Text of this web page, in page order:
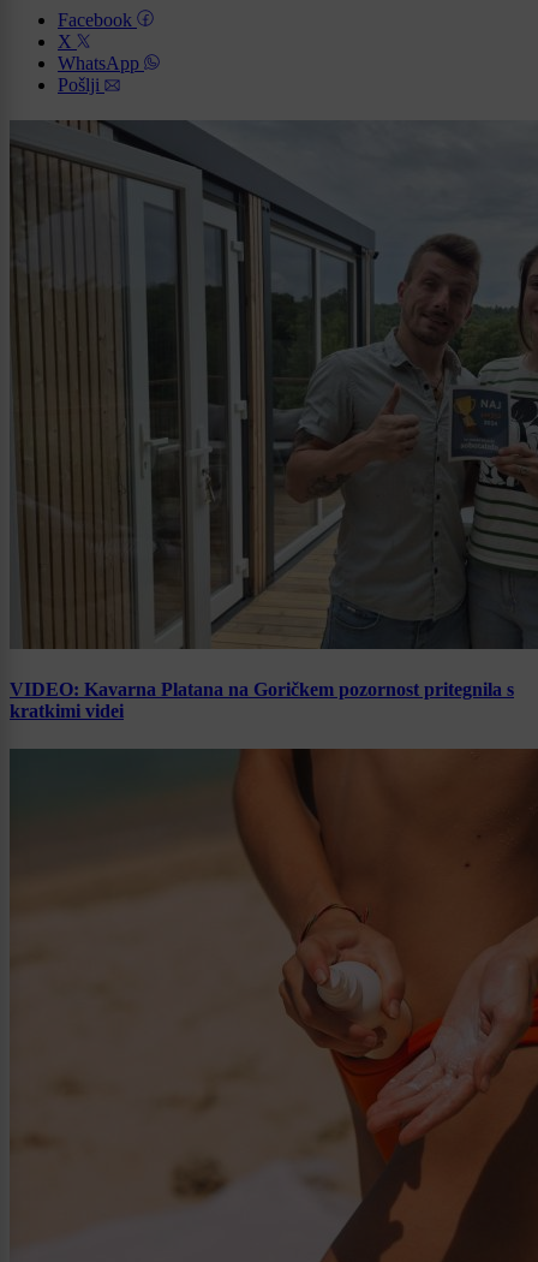
Facebook
X
WhatsApp
Pošlji
VIDEO: Kavarna Platana na Goričkem pozornost pritegnila s
kratkimi videi